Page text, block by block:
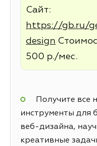
Сайт:
https://gb.ru/
design
500 р./мес.
Получите все
инструменты для
веб-дизайна,
креативные